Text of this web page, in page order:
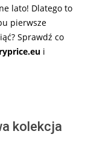
lato! Dlatego to
pierwsze
Sprawdź co
i
kolekcja